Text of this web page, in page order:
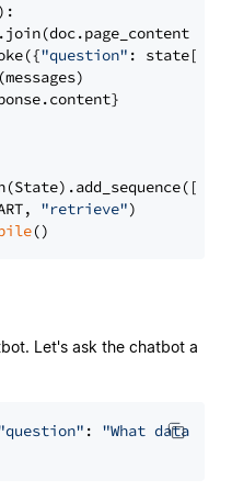
):
.join(doc.page_content
"question" : state[
"retrieve")
Let's ask the chatbot a
: "What data